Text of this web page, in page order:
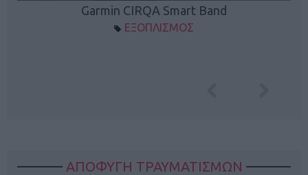
Garmin CIRQA Smart Band
ΕΞΟΠΛΙΣΜΟΣ
ΑΠΟΦΥΓΗ ΤΡΑΥΜΑΤΙΣΜΩΝ